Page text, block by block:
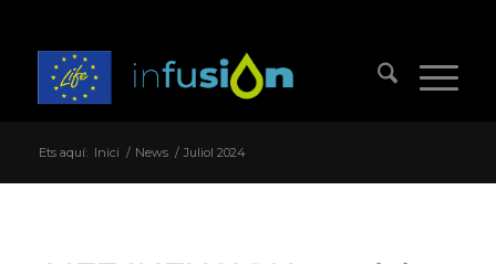
Ets aquí: Inici / News / Juliol 2024